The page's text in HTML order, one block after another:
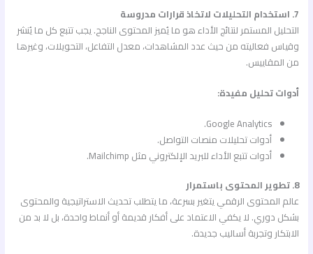
7. استخدام التحليلات لاتخاذ قرارات مدروسة
التحليل المستمر لنتائج الأداء هو ما يُميز المحتوى الناجح. يجب تتبع كل ما يُنشر
وقياس فعاليته من حيث عدد المشاهدات، معدل التفاعل، التحويلات، وغيرها
من المقاييس.
أدوات تحليل مفيدة:
Google Analytics.
أدوات تحليلات منصات التواصل.
أدوات تتبع الأداء للبريد الإلكتروني مثل Mailchimp.
8. تطوير المحتوى باستمرار
عالم المحتوى الرقمي يتغير بسرعة، ما يتطلب تحديث الاستراتيجية والمحتوى
بشكل دوري. لا يكفي الاعتماد على أفكار قديمة أو أنماط واحدة، بل لا بد من
الابتكار وتجربة أساليب جديدة.